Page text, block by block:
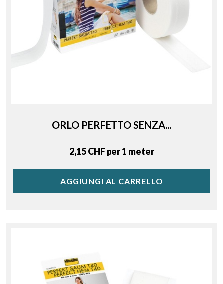
ORLO PERFETTO SENZA...
Price
2,15 CHF per 1 meter
AGGIUNGI AL CARRELLO